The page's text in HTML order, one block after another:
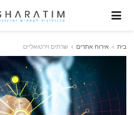
בית אירוח אתרים שרתים וירטואליים